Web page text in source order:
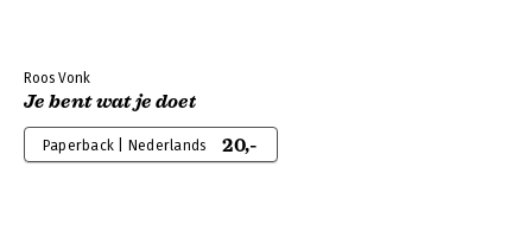
Roos Vonk
Je bent wat je doet
Paperback | Nederlands 20,-